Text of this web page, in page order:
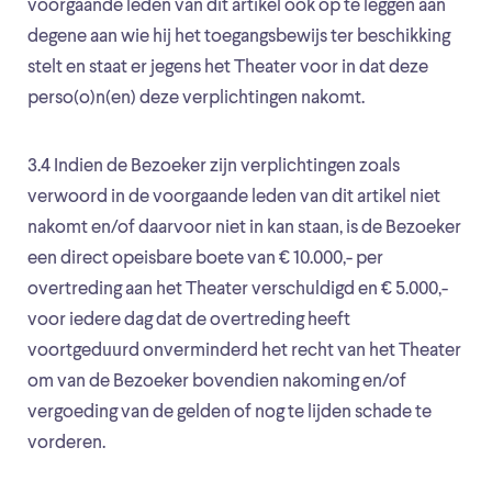
voorgaande leden van dit artikel ook op te leggen aan
degene aan wie hij het toegangsbewijs ter beschikking
stelt en staat er jegens het Theater voor in dat deze
perso(o)n(en) deze verplichtingen nakomt.
3.4 Indien de Bezoeker zijn verplichtingen zoals
verwoord in de voorgaande leden van dit artikel niet
nakomt en/of daarvoor niet in kan staan, is de Bezoeker
een direct opeisbare boete van € 10.000,- per
overtreding aan het Theater verschuldigd en € 5.000,-
voor iedere dag dat de overtreding heeft
voortgeduurd onverminderd het recht van het Theater
om van de Bezoeker bovendien nakoming en/of
vergoeding van de gelden of nog te lijden schade te
vorderen.